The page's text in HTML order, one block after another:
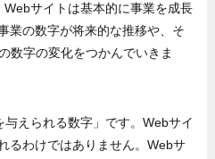
サイトは基本的に事業を成長
業の数字が将来的な推移や、そ
数字の変化をつかんでいきま
えられる数字」です。Webサイ
るわけではありません。Webサ